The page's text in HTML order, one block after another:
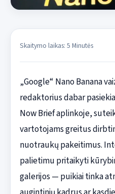
Skaitymo laikas: 5 Minutės
„Google“ Nano Banana
redaktorius dabar
Now Brief aplinkoje,
vartotojams greitus
nuotraukų pakeitimus.
palietimu pritaikyti
galerijos — puikiai tinka